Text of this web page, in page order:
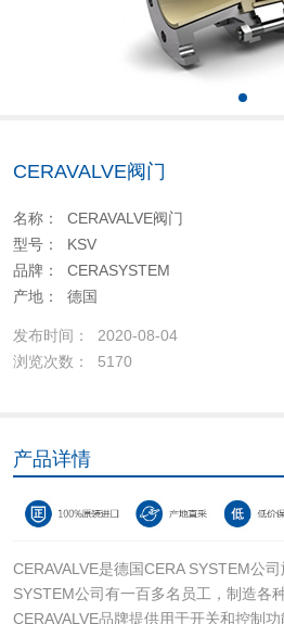
CERAVALVE阀门
名称： CERAVALVE阀门
型号： KSV
品牌： CERASYSTEM
产地： 德国
发布时间： 2020-08-04
浏览次数： 5170
产品详情
CERAVALVE是德国CERA SYSTEM公
SYSTEM公司有一百多名员工，制造各
CERAVALVE品牌提供用于开关和控制